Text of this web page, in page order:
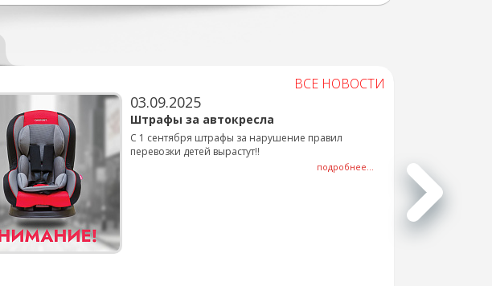
ВСЕ НОВОСТИ
03.09.2025
Штрафы за автокресла
С 1 сентября штрафы за нарушение правил
перевозки детей вырастут!!
подробнее...